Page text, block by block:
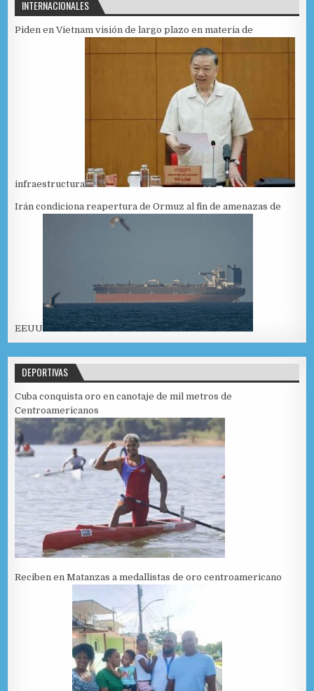
INTERNACIONALES
Piden en Vietnam visión de largo plazo en materia de
infraestructura
Irán condiciona reapertura de Ormuz al fin de amenazas de
EEUU
DEPORTIVAS
Cuba conquista oro en canotaje de mil metros de
Centroamericanos
Reciben en Matanzas a medallistas de oro centroamericano